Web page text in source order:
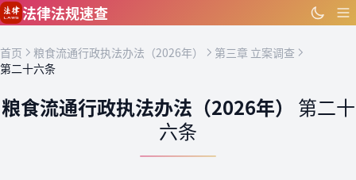
跳到主要内容
法律法规速查
首页 粮食流通行政执法办法（2026年）
第三章 立案调查
第二十六条
粮食流通行政执法办法（2026年） 第二十
六条